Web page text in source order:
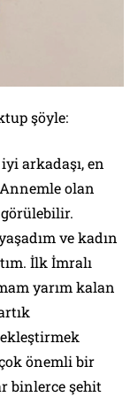
şöyle:
arkadaşı, en
olan
ve kadın
İlk İmralı
yarım kalan
önemli bir
binlerce şehit